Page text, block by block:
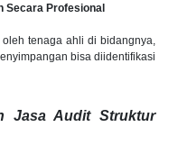
Secara Profesional
tenaga ahli di bidangnya,
bisa diidentifikasi
Jasa Audit Struktur